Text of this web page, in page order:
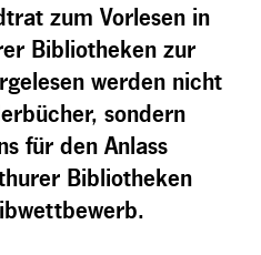
zum Vorlesen in
Bibliotheken zur
werden nicht
sondern
für den Anlass
Bibliotheken